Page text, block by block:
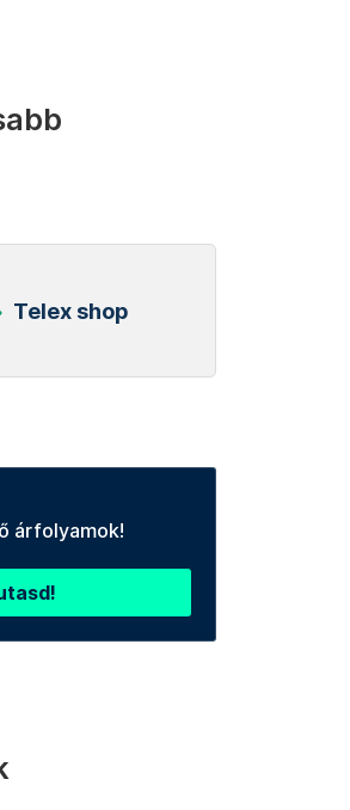
Telex shop
árfolyamok!